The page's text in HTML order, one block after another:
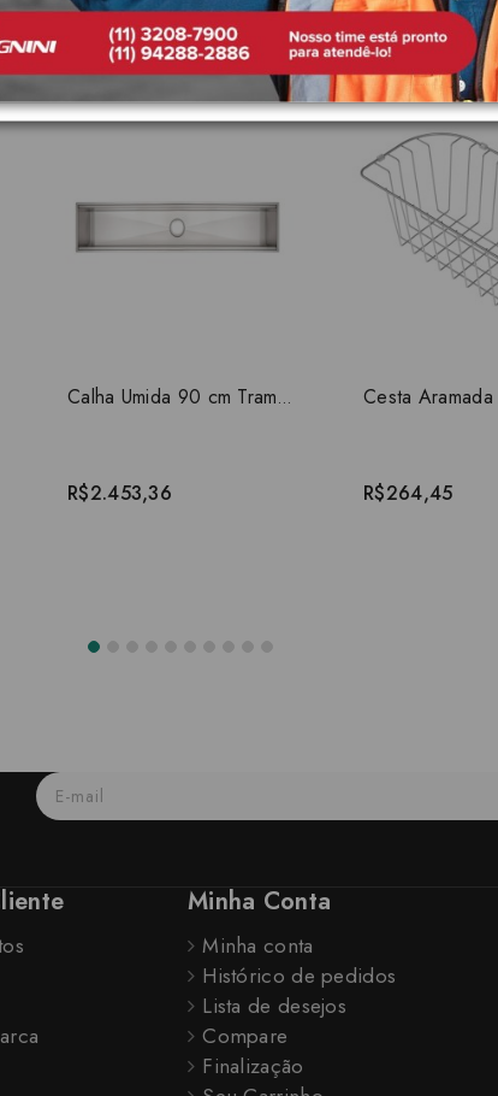
Relacionados
Calha Umida 90 cm Tramontina Aço Inox 94534/002
R$2.453,36 R$264,45
Minha Conta
Minha conta
Histórico de pedidos
Lista de desejos
Compare
Finalização